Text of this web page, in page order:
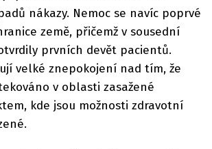
nákazy. Nemoc se navíc poprvé
země, přičemž v sousední
prvních devět pacientů.
velké znepokojení nad tím, že
v oblasti zasažené
kde jsou možnosti zdravotní